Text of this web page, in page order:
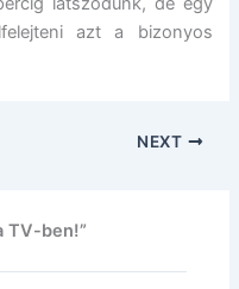
azt a bizonyos
NEXT
TV-ben!”